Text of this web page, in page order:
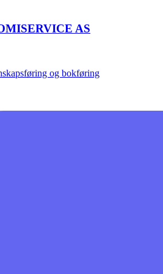
AS
og bokføring